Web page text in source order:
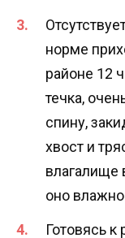
норме
районе 12
течка,
спину,
хвост и
влагалище
оно
Готовясь